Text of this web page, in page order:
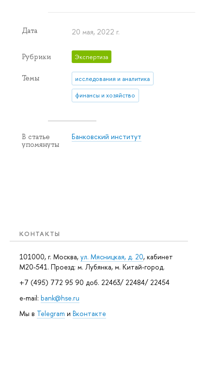
КОНТАКТЫ
101000, г. Москва, ул. Мясницкая, д. 20, кабинет
М20-541. Проезд: м. Лубянка, м. Китай-город.
+7 (495) 772 95 90 доб. 22463/ 22484/ 22454
e-mail: bank@hse.ru
Мы в Telegram и Вконтакте
Дата 20 мая, 2022 г.
Рубрики Экспертиза
Темы исследования и аналитика
финансы и хозяйство
В статье
упомянуты
Банковский институт